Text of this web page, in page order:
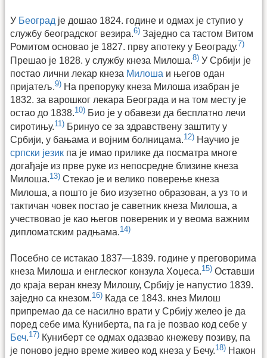
У Београд је дошао 1824. године и одмах је ступио у
службу београдског везира.6) Заједно са тастом Витом
Ромитом основао је 1827. прву апотеку у Београду.7)
Прешао је 1828. у службу кнеза Милоша.8) У Србији је
постао лични лекар кнеза Милоша и његов одан
пријатељ.9) На препоруку кнеза Милоша изабран је
1832. за варошког лекара Београда и на том месту је
остао до 1838.10) Био је у обавези да бесплатно лечи
сиротињу.11) Бринуо се за здравствену заштиту у
Србији, у бањама и војним болницама.12) Научио је
српски језик па је имао прилике да посматра многе
догађаје из прве руке из непосредне близине кнеза
Милоша.13) Стекао је и велико поверење кнеза
Милоша, а пошто је био изузетно образован, а уз то и
тактичан човек постао је саветник кнеза Милоша, а
учествовао је као његов повереник и у веома важним
дипломатским радњама.14)
Посебно се истакао 1837—1839. године у преговорима
кнеза Милоша и енглеског конзула Хоџеса.15) Оставши
до краја веран кнезу Милошу, Србију је напустио 1839.
заједно са кнезом.16) Када се 1843. кнез Милош
припремао да се насилно врати у Србију желео је да
поред себе има Куниберта, па га је позвао код себе у
Беч.17) Куниберт се одмах одазвао кнежеву позиву, па
је поново једно време живео код кнеза у Бечу.18) Након